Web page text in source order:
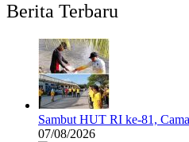
Berita Terbaru
Sambut HUT RI ke-81,
07/08/2026